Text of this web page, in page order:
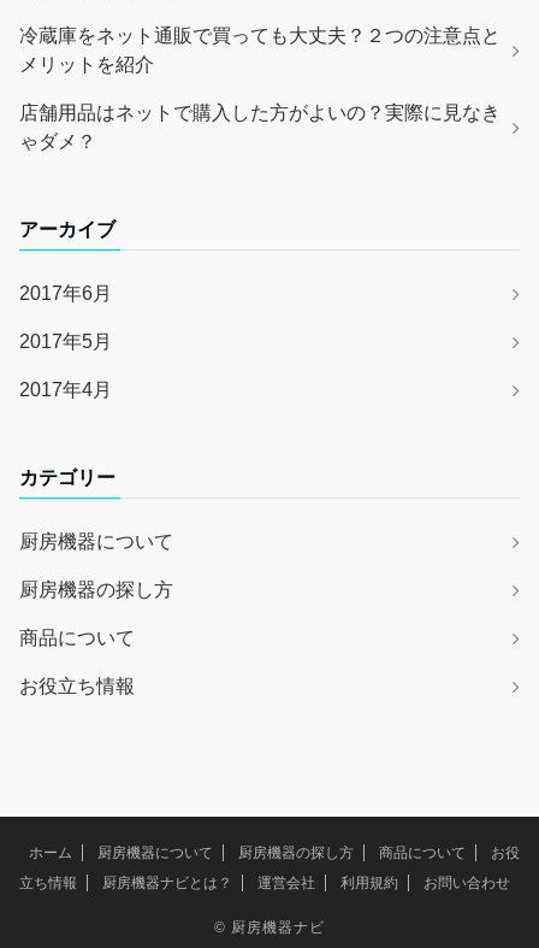
冷蔵庫をネット通販で買っても大丈夫？２つの注意点と
メリットを紹介
店舗用品はネットで購入した方がよいの？実際に見なき
ゃダメ？
アーカイブ
2017年6月
2017年5月
2017年4月
カテゴリー
厨房機器について
厨房機器の探し方
商品について
お役立ち情報
ホーム 厨房機器について 厨房機器の探し方 商品について
お役
立ち情報
厨房機器ナビとは？ 運営会社 利用規約 お問い合わせ
© 厨房機器ナビ